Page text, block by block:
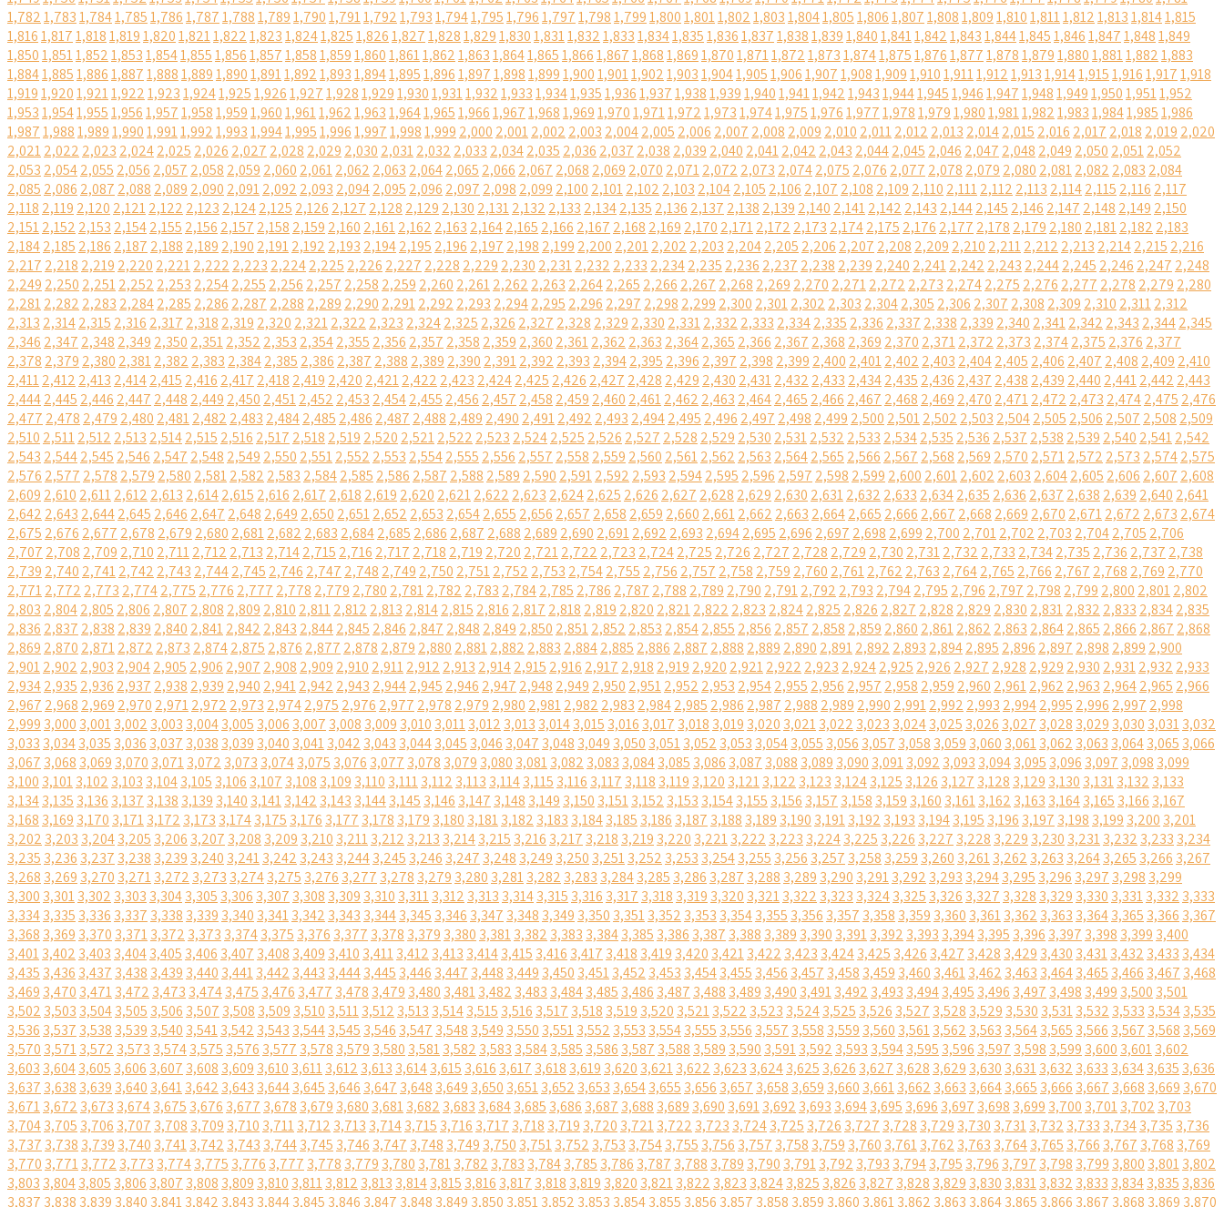
1,7821,7831,7841,7851,7861,7871,7881,7891,7901,7911,7921,7931,7941,7951,7961,7971,7981,7991,8001,8011,8021,8031,8041,8051,8061,8071,8081,8091,8101,8111,8121,8131,8141,815
1,8161,8171,8181,8191,8201,8211,8221,8231,8241,8251,8261,8271,8281,8291,8301,8311,8321,8331,8341,8351,8361,8371,8381,8391,8401,8411,8421,8431,8441,8451,8461,8471,8481,849
1,8501,8511,8521,8531,8541,8551,8561,8571,8581,8591,8601,8611,8621,8631,8641,8651,8661,8671,8681,8691,8701,8711,8721,8731,8741,8751,8761,8771,8781,8791,8801,8811,8821,883
1,8841,8851,8861,8871,8881,8891,8901,8911,8921,8931,8941,8951,8961,8971,8981,8991,9001,9011,9021,9031,9041,9051,9061,9071,9081,9091,9101,9111,9121,9131,9141,9151,9161,9171,918
1,9191,9201,9211,9221,9231,9241,9251,9261,9271,9281,9291,9301,9311,9321,9331,9341,9351,9361,9371,9381,9391,9401,9411,9421,9431,9441,9451,9461,9471,9481,9491,9501,9511,952
1,9531,9541,9551,9561,9571,9581,9591,9601,9611,9621,9631,9641,9651,9661,9671,9681,9691,9701,9711,9721,9731,9741,9751,9761,9771,9781,9791,9801,9811,9821,9831,9841,9851,986
1,9871,9881,9891,9901,9911,9921,9931,9941,9951,9961,9971,9981,999 2,000 2,0012,002 2,003 2,0042,005 2,006 2,007 2,008 2,009 2,010 2,0112,012 2,013 2,0142,015 2,016 2,017 2,018 2,019 2,020
2,0212,022 2,023 2,0242,025 2,026 2,027 2,028 2,029 2,030 2,0312,032 2,033 2,0342,035 2,036 2,037 2,038 2,039 2,040 2,0412,042 2,043 2,0442,045 2,046 2,047 2,048 2,049 2,050 2,0512,052
2,053 2,0542,055 2,056 2,057 2,058 2,059 2,060 2,0612,062 2,063 2,0642,065 2,066 2,067 2,068 2,069 2,070 2,0712,072 2,073 2,0742,075 2,076 2,077 2,078 2,079 2,080 2,0812,082 2,083 2,084
2,085 2,086 2,087 2,088 2,089 2,090 2,0912,092 2,093 2,0942,095 2,096 2,097 2,098 2,099 2,100 2,1012,102 2,103 2,1042,105 2,106 2,107 2,108 2,109 2,110 2,1112,112 2,113 2,1142,115 2,116 2,117
2,118 2,119 2,120 2,1212,122 2,123 2,1242,125 2,126 2,127 2,128 2,129 2,130 2,1312,132 2,133 2,1342,135 2,136 2,137 2,138 2,139 2,140 2,1412,142 2,143 2,1442,145 2,146 2,147 2,148 2,149 2,150
2,1512,152 2,153 2,1542,155 2,156 2,157 2,158 2,159 2,160 2,1612,162 2,163 2,1642,165 2,166 2,167 2,168 2,169 2,170 2,1712,172 2,173 2,1742,175 2,176 2,177 2,178 2,179 2,180 2,1812,182 2,183
2,1842,185 2,186 2,187 2,188 2,189 2,190 2,1912,192 2,193 2,1942,195 2,196 2,197 2,198 2,199 2,200 2,2012,202 2,203 2,2042,205 2,206 2,207 2,208 2,209 2,210 2,2112,212 2,213 2,2142,215 2,216
2,217 2,218 2,219 2,220 2,2212,222 2,223 2,2242,225 2,226 2,227 2,228 2,229 2,230 2,2312,232 2,233 2,2342,235 2,236 2,237 2,238 2,239 2,240 2,2412,242 2,243 2,2442,245 2,246 2,247 2,248
2,249 2,250 2,2512,252 2,253 2,2542,255 2,256 2,257 2,258 2,259 2,260 2,2612,262 2,263 2,2642,265 2,266 2,267 2,268 2,269 2,270 2,2712,272 2,273 2,2742,275 2,276 2,277 2,278 2,279 2,280
2,2812,282 2,283 2,2842,285 2,286 2,287 2,288 2,289 2,290 2,2912,292 2,293 2,2942,295 2,296 2,297 2,298 2,299 2,300 2,3012,302 2,303 2,3042,305 2,306 2,307 2,308 2,309 2,310 2,3112,312
2,313 2,3142,315 2,316 2,317 2,318 2,319 2,320 2,3212,322 2,323 2,3242,325 2,326 2,327 2,328 2,329 2,330 2,3312,332 2,333 2,3342,335 2,336 2,337 2,338 2,339 2,340 2,3412,342 2,343 2,3442,345
2,346 2,347 2,348 2,349 2,350 2,3512,352 2,353 2,3542,355 2,356 2,357 2,358 2,359 2,360 2,3612,362 2,363 2,3642,365 2,366 2,367 2,368 2,369 2,370 2,3712,372 2,373 2,3742,375 2,376 2,377
2,378 2,379 2,380 2,3812,382 2,383 2,3842,385 2,386 2,387 2,388 2,389 2,390 2,3912,392 2,393 2,3942,395 2,396 2,397 2,398 2,399 2,400 2,4012,402 2,403 2,4042,405 2,406 2,407 2,408 2,409 2,410
2,4112,412 2,413 2,4142,415 2,416 2,417 2,418 2,419 2,420 2,4212,422 2,423 2,4242,425 2,426 2,427 2,428 2,429 2,430 2,4312,432 2,433 2,4342,435 2,436 2,437 2,438 2,439 2,440 2,4412,442 2,443
2,4442,445 2,446 2,447 2,448 2,449 2,450 2,4512,452 2,453 2,4542,455 2,456 2,457 2,458 2,459 2,460 2,4612,462 2,463 2,4642,465 2,466 2,467 2,468 2,469 2,470 2,4712,472 2,473 2,4742,475 2,476
2,477 2,478 2,479 2,480 2,4812,482 2,483 2,4842,485 2,486 2,487 2,488 2,489 2,490 2,4912,492 2,493 2,4942,495 2,496 2,497 2,498 2,499 2,500 2,5012,502 2,503 2,5042,505 2,506 2,507 2,508 2,509
2,510 2,5112,512 2,513 2,5142,515 2,516 2,517 2,518 2,519 2,520 2,5212,522 2,523 2,5242,525 2,526 2,527 2,528 2,529 2,530 2,5312,532 2,533 2,5342,535 2,536 2,537 2,538 2,539 2,540 2,5412,542
2,543 2,5442,545 2,546 2,547 2,548 2,549 2,550 2,5512,552 2,553 2,5542,555 2,556 2,557 2,558 2,559 2,560 2,5612,562 2,563 2,5642,565 2,566 2,567 2,568 2,569 2,570 2,5712,572 2,573 2,5742,575
2,576 2,577 2,578 2,579 2,580 2,5812,582 2,583 2,5842,585 2,586 2,587 2,588 2,589 2,590 2,5912,592 2,593 2,5942,595 2,596 2,597 2,598 2,599 2,600 2,6012,602 2,603 2,6042,605 2,606 2,607 2,608
2,609 2,610 2,6112,612 2,613 2,6142,615 2,616 2,617 2,618 2,619 2,620 2,6212,622 2,623 2,6242,625 2,626 2,627 2,628 2,629 2,630 2,6312,632 2,633 2,6342,635 2,636 2,637 2,638 2,639 2,640 2,641
2,642 2,643 2,6442,645 2,646 2,647 2,648 2,649 2,650 2,6512,652 2,653 2,6542,655 2,656 2,657 2,658 2,659 2,660 2,6612,662 2,663 2,6642,665 2,666 2,667 2,668 2,669 2,670 2,6712,672 2,673 2,674
2,675 2,676 2,677 2,678 2,679 2,680 2,6812,682 2,683 2,6842,685 2,686 2,687 2,688 2,689 2,690 2,6912,692 2,693 2,6942,695 2,696 2,697 2,698 2,699 2,700 2,7012,702 2,703 2,7042,705 2,706
2,707 2,708 2,709 2,710 2,7112,712 2,713 2,7142,715 2,716 2,717 2,718 2,719 2,720 2,7212,722 2,723 2,7242,725 2,726 2,727 2,728 2,729 2,730 2,7312,732 2,733 2,7342,735 2,736 2,737 2,738
2,739 2,740 2,7412,742 2,743 2,7442,745 2,746 2,747 2,748 2,749 2,750 2,7512,752 2,753 2,7542,755 2,756 2,757 2,758 2,759 2,760 2,7612,762 2,763 2,7642,765 2,766 2,767 2,768 2,769 2,770
2,7712,772 2,773 2,7742,775 2,776 2,777 2,778 2,779 2,780 2,7812,782 2,783 2,7842,785 2,786 2,787 2,788 2,789 2,790 2,7912,792 2,793 2,7942,795 2,796 2,797 2,798 2,799 2,800 2,8012,802
2,803 2,8042,805 2,806 2,807 2,808 2,809 2,810 2,8112,812 2,813 2,8142,815 2,816 2,817 2,818 2,819 2,820 2,8212,822 2,823 2,8242,825 2,826 2,827 2,828 2,829 2,830 2,8312,832 2,833 2,8342,835
2,836 2,837 2,838 2,839 2,840 2,8412,842 2,843 2,8442,845 2,846 2,847 2,848 2,849 2,850 2,8512,852 2,853 2,8542,855 2,856 2,857 2,858 2,859 2,860 2,8612,862 2,863 2,8642,865 2,866 2,867 2,868
2,869 2,870 2,8712,872 2,873 2,8742,875 2,876 2,877 2,878 2,879 2,880 2,8812,882 2,883 2,8842,885 2,886 2,887 2,888 2,889 2,890 2,8912,892 2,893 2,8942,895 2,896 2,897 2,898 2,899 2,900
2,9012,902 2,903 2,9042,905 2,906 2,907 2,908 2,909 2,910 2,9112,912 2,913 2,9142,915 2,916 2,917 2,918 2,919 2,920 2,9212,922 2,923 2,9242,925 2,926 2,927 2,928 2,929 2,930 2,9312,932 2,933
2,9342,935 2,936 2,937 2,938 2,939 2,940 2,9412,942 2,943 2,9442,945 2,946 2,947 2,948 2,949 2,950 2,9512,952 2,953 2,9542,955 2,956 2,957 2,958 2,959 2,960 2,9612,962 2,963 2,9642,965 2,966
2,967 2,968 2,969 2,970 2,9712,972 2,973 2,9742,975 2,976 2,977 2,978 2,979 2,980 2,9812,982 2,983 2,9842,985 2,986 2,987 2,988 2,989 2,990 2,9912,992 2,993 2,9942,995 2,996 2,997 2,998
2,999 3,000 3,0013,002 3,003 3,0043,005 3,006 3,007 3,008 3,009 3,010 3,0113,012 3,013 3,0143,015 3,016 3,017 3,018 3,019 3,020 3,0213,022 3,023 3,0243,025 3,026 3,027 3,028 3,029 3,030 3,0313,032
3,033 3,0343,035 3,036 3,037 3,038 3,039 3,040 3,0413,042 3,043 3,0443,045 3,046 3,047 3,048 3,049 3,050 3,0513,052 3,053 3,0543,055 3,056 3,057 3,058 3,059 3,060 3,0613,062 3,063 3,0643,065 3,066
3,067 3,068 3,069 3,070 3,0713,072 3,073 3,0743,075 3,076 3,077 3,078 3,079 3,080 3,0813,082 3,083 3,0843,085 3,086 3,087 3,088 3,089 3,090 3,0913,092 3,093 3,0943,095 3,096 3,097 3,098 3,099
3,100 3,1013,102 3,103 3,1043,105 3,106 3,107 3,108 3,109 3,110 3,1113,112 3,113 3,1143,115 3,116 3,117 3,118 3,119 3,120 3,1213,122 3,123 3,1243,125 3,126 3,127 3,128 3,129 3,130 3,1313,132 3,133
3,1343,135 3,136 3,137 3,138 3,139 3,140 3,1413,142 3,143 3,1443,145 3,146 3,147 3,148 3,149 3,150 3,1513,152 3,153 3,1543,155 3,156 3,157 3,158 3,159 3,160 3,1613,162 3,163 3,1643,165 3,166 3,167
3,168 3,169 3,170 3,1713,172 3,173 3,1743,175 3,176 3,177 3,178 3,179 3,180 3,1813,182 3,183 3,1843,185 3,186 3,187 3,188 3,189 3,190 3,1913,192 3,193 3,1943,195 3,196 3,197 3,198 3,199 3,200 3,201
3,202 3,203 3,2043,205 3,206 3,207 3,208 3,209 3,210 3,2113,212 3,213 3,2143,215 3,216 3,217 3,218 3,219 3,220 3,2213,222 3,223 3,2243,225 3,226 3,227 3,228 3,229 3,230 3,2313,232 3,233 3,234
3,235 3,236 3,237 3,238 3,239 3,240 3,2413,242 3,243 3,2443,245 3,246 3,247 3,248 3,249 3,250 3,2513,252 3,253 3,2543,255 3,256 3,257 3,258 3,259 3,260 3,2613,262 3,263 3,2643,265 3,266 3,267
3,268 3,269 3,270 3,2713,272 3,273 3,2743,275 3,276 3,277 3,278 3,279 3,280 3,2813,282 3,283 3,2843,285 3,286 3,287 3,288 3,289 3,290 3,2913,292 3,293 3,2943,295 3,296 3,297 3,298 3,299
3,300 3,3013,302 3,303 3,3043,305 3,306 3,307 3,308 3,309 3,310 3,3113,312 3,313 3,3143,315 3,316 3,317 3,318 3,319 3,320 3,3213,322 3,323 3,3243,325 3,326 3,327 3,328 3,329 3,330 3,3313,332 3,333
3,3343,335 3,336 3,337 3,338 3,339 3,340 3,3413,342 3,343 3,3443,345 3,346 3,347 3,348 3,349 3,350 3,3513,352 3,353 3,3543,355 3,356 3,357 3,358 3,359 3,360 3,3613,362 3,363 3,3643,365 3,366 3,367
3,368 3,369 3,370 3,3713,372 3,373 3,3743,375 3,376 3,377 3,378 3,379 3,380 3,3813,382 3,383 3,3843,385 3,386 3,387 3,388 3,389 3,390 3,3913,392 3,393 3,3943,395 3,396 3,397 3,398 3,399 3,400
3,4013,402 3,403 3,4043,405 3,406 3,407 3,408 3,409 3,410 3,4113,412 3,413 3,4143,415 3,416 3,417 3,418 3,419 3,420 3,4213,422 3,423 3,4243,425 3,426 3,427 3,428 3,429 3,430 3,4313,432 3,433 3,434
3,435 3,436 3,437 3,438 3,439 3,440 3,4413,442 3,443 3,4443,445 3,446 3,447 3,448 3,449 3,450 3,4513,452 3,453 3,4543,455 3,456 3,457 3,458 3,459 3,460 3,4613,462 3,463 3,4643,465 3,466 3,467 3,468
3,469 3,470 3,4713,472 3,473 3,4743,475 3,476 3,477 3,478 3,479 3,480 3,4813,482 3,483 3,4843,485 3,486 3,487 3,488 3,489 3,490 3,4913,492 3,493 3,4943,495 3,496 3,497 3,498 3,499 3,500 3,501
3,502 3,503 3,5043,505 3,506 3,507 3,508 3,509 3,510 3,5113,512 3,513 3,5143,515 3,516 3,517 3,518 3,519 3,520 3,5213,522 3,523 3,5243,525 3,526 3,527 3,528 3,529 3,530 3,5313,532 3,533 3,5343,535
3,536 3,537 3,538 3,539 3,540 3,5413,542 3,543 3,5443,545 3,546 3,547 3,548 3,549 3,550 3,5513,552 3,553 3,5543,555 3,556 3,557 3,558 3,559 3,560 3,5613,562 3,563 3,5643,565 3,566 3,567 3,568 3,569
3,570 3,5713,572 3,573 3,5743,575 3,576 3,577 3,578 3,579 3,580 3,5813,582 3,583 3,5843,585 3,586 3,587 3,588 3,589 3,590 3,5913,592 3,593 3,5943,595 3,596 3,597 3,598 3,599 3,600 3,6013,602
3,603 3,6043,605 3,606 3,607 3,608 3,609 3,610 3,6113,612 3,613 3,6143,615 3,616 3,617 3,618 3,619 3,620 3,6213,622 3,623 3,6243,625 3,626 3,627 3,628 3,629 3,630 3,6313,632 3,633 3,6343,635 3,636
3,637 3,638 3,639 3,640 3,6413,642 3,643 3,6443,645 3,646 3,647 3,648 3,649 3,650 3,6513,652 3,653 3,6543,655 3,656 3,657 3,658 3,659 3,660 3,6613,662 3,663 3,6643,665 3,666 3,667 3,668 3,669 3,670
3,6713,672 3,673 3,6743,675 3,676 3,677 3,678 3,679 3,680 3,6813,682 3,683 3,6843,685 3,686 3,687 3,688 3,689 3,690 3,6913,692 3,693 3,6943,695 3,696 3,697 3,698 3,699 3,700 3,7013,702 3,703
3,7043,705 3,706 3,707 3,708 3,709 3,710 3,7113,712 3,713 3,7143,715 3,716 3,717 3,718 3,719 3,720 3,7213,722 3,723 3,7243,725 3,726 3,727 3,728 3,729 3,730 3,7313,732 3,733 3,7343,735 3,736
3,737 3,738 3,739 3,740 3,7413,742 3,743 3,7443,745 3,746 3,747 3,748 3,749 3,750 3,7513,752 3,753 3,7543,755 3,756 3,757 3,758 3,759 3,760 3,7613,762 3,763 3,7643,765 3,766 3,767 3,768 3,769
3,770 3,7713,772 3,773 3,7743,775 3,776 3,777 3,778 3,779 3,780 3,7813,782 3,783 3,7843,785 3,786 3,787 3,788 3,789 3,790 3,7913,792 3,793 3,7943,795 3,796 3,797 3,798 3,799 3,800 3,8013,802
3,803 3,8043,805 3,806 3,807 3,808 3,809 3,810 3,8113,812 3,813 3,8143,815 3,816 3,817 3,818 3,819 3,820 3,8213,822 3,823 3,8243,825 3,826 3,827 3,828 3,829 3,830 3,8313,832 3,833 3,8343,835 3,836
3,837 3,838 3,839 3,840 3,8413,842 3,843 3,8443,845 3,846 3,847 3,848 3,849 3,850 3,8513,852 3,853 3,8543,855 3,856 3,857 3,858 3,859 3,860 3,8613,862 3,863 3,8643,865 3,866 3,867 3,868 3,869 3,870